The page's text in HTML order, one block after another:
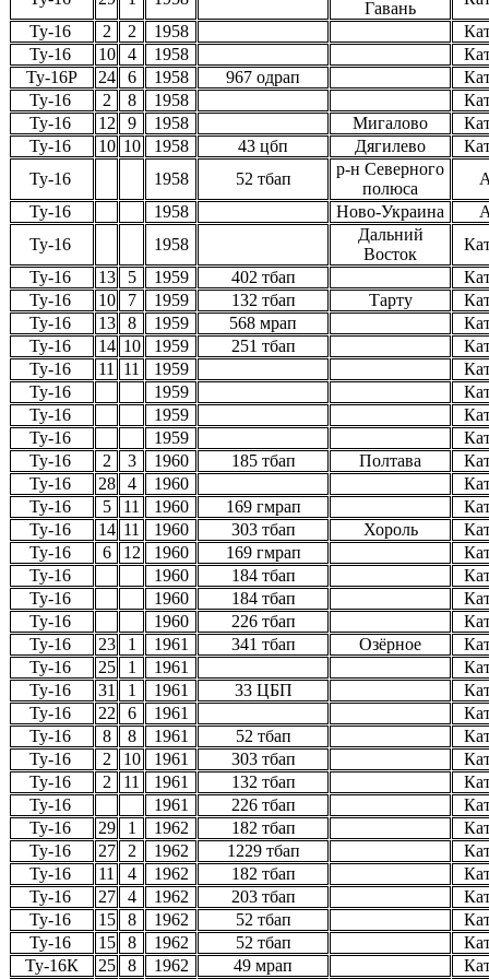
Гавань
Ту-16
2 2 1958
Ту-16
10 4 1958
Ту-16Р
24 6 1958 967 одрап
Ту-16
2 8 1958
Ту-16
12 9 1958 Мигалово
Ту-16
10 10 1958 43 цбп Дягилево
Ту-16
1958 52 тбап
р-н Северного
полюса
Ту-16
1958 Ново-Украина
Ту-16
1958
Дальний
Восток
Ту-16
13 5 1959 402 тбап
Ту-16
10 7 1959 132 тбап Тарту
Ту-16
13 8 1959 568 мрап
Ту-16
14 10 1959 251 тбап
Ту-16
11 11 1959
Ту-16
1959
Ту-16
1959
Ту-16
1959
Ту-16
2 3 1960 185 тбап Полтава
Ту-16
28 4 1960
Ту-16
5 11 1960 169 гмрап
Ту-16
14 11 1960 303 тбап Хороль
Ту-16
6 12 1960 169 гмрап
Ту-16
1960 184 тбап
Ту-16
1960 184 тбап
Ту-16
1960 226 тбап
Ту-16
23 1 1961 341 тбап Озёрное
Ту-16
25 1 1961
Ту-16
31 1 1961 33 ЦБП
Ту-16
22 6 1961
Ту-16
8 8 1961 52 тбап
Ту-16
2 10 1961 303 тбап
Ту-16
2 11 1961 132 тбап
Ту-16
1961 226 тбап
Ту-16
29 1 1962 182 тбап
Ту-16
27 2 1962 1229 тбап
Ту-16
11 4 1962 182 тбап
Ту-16
27 4 1962 203 тбап
Ту-16
15 8 1962 52 тбап
Ту-16
15 8 1962 52 тбап
Ту-16К
25 8 1962 49 мрап